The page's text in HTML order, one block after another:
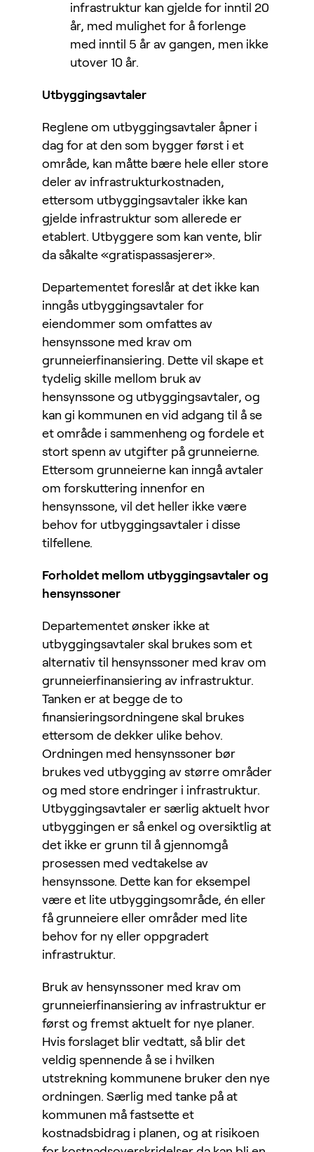
infrastruktur kan gjelde for inntil 20
år, med mulighet for å forlenge
med inntil 5 år av gangen, men ikke
utover 10 år.
Utbyggingsavtaler
Reglene om utbyggingsavtaler åpner i
dag for at den som bygger først i et
område, kan måtte bære hele eller store
deler av infrastrukturkostnaden,
ettersom utbyggingsavtaler ikke kan
gjelde infrastruktur som allerede er
etablert. Utbyggere som kan vente, blir
da såkalte «gratispassasjerer».
Departementet foreslår at det ikke kan
inngås utbyggingsavtaler for
eiendommer som omfattes av
hensynssone med krav om
grunneierfinansiering. Dette vil skape et
tydelig skille mellom bruk av
hensynssone og utbyggingsavtaler, og
kan gi kommunen en vid adgang til å se
et område i sammenheng og fordele et
stort spenn av utgifter på grunneierne.
Ettersom grunneierne kan inngå avtaler
om forskuttering innenfor en
hensynssone, vil det heller ikke være
behov for utbyggingsavtaler i disse
tilfellene.
Forholdet mellom utbyggingsavtaler og
hensynssoner
Departementet ønsker ikke at
utbyggingsavtaler skal brukes som et
alternativ til hensynssoner med krav om
grunneierfinansiering av infrastruktur.
Tanken er at begge de to
finansieringsordningene skal brukes
ettersom de dekker ulike behov.
Ordningen med hensynssoner bør
brukes ved utbygging av større områder
og med store endringer i infrastruktur.
Utbyggingsavtaler er særlig aktuelt hvor
utbyggingen er så enkel og oversiktlig at
det ikke er grunn til å gjennomgå
prosessen med vedtakelse av
hensynssone. Dette kan for eksempel
være et lite utbyggingsområde, én eller
få grunneiere eller områder med lite
behov for ny eller oppgradert
infrastruktur.
Bruk av hensynssoner med krav om
grunneierfinansiering av infrastruktur er
først og fremst aktuelt for nye planer.
Hvis forslaget blir vedtatt, så blir det
veldig spennende å se i hvilken
utstrekning kommunene bruker den nye
ordningen. Særlig med tanke på at
kommunen må fastsette et
kostnadsbidrag i planen, og at risikoen